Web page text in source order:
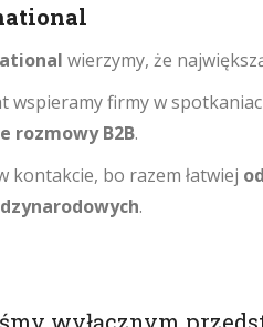
wierzymy, że
wspieramy firmy w
rozmowy B2B.
kontakcie, bo razem łatwiej
.